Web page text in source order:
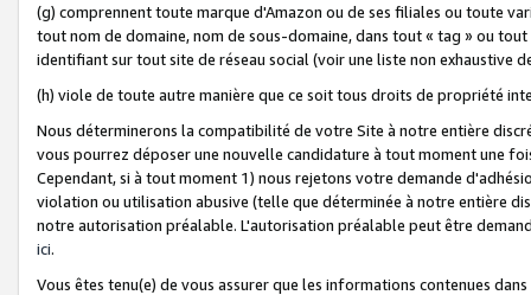
(g) comprennent toute marque d'Amazon ou de ses filiales ou toute
tout nom de domaine, nom de sous-domaine, dans tout « tag » ou
identifiant sur tout site de réseau social (voir une liste non exhaustive
(h) viole de toute autre manière que ce soit tous droits de propriété
Nous déterminerons la compatibilité de votre Site à notre entière
vous pourrez déposer une nouvelle candidature à tout moment une
Cependant, si à tout moment 1) nous rejetons votre demande
violation ou utilisation abusive (telle que déterminée à notre entière
notre autorisation préalable. L'autorisation préalable peut être
ici.
Vous êtes tenu(e) de vous assurer que les informations contenues